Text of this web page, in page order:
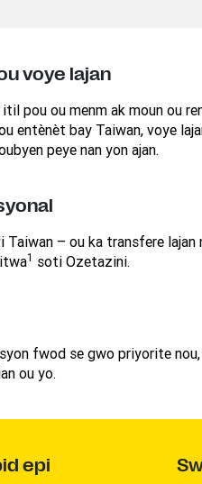
voye lajan
pou ou menm ak moun ou
entènèt bay Taiwan, voye
peye nan yon ajan.
Taiwan – ou ka transfere lajan
1 soti Ozetazini.
fwod se gwo priyorite
ou yo.
epi